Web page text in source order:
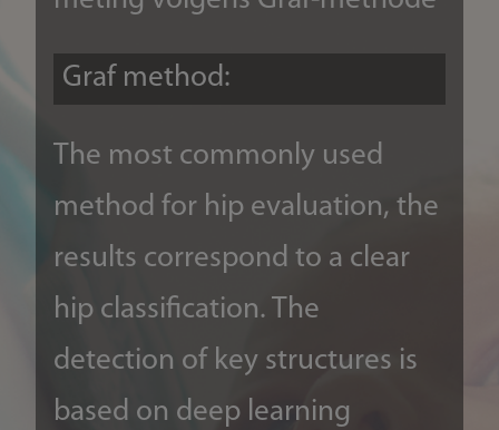
automatically provides all
related measurements within
a few seconds.
Graf method:
The most commonly used
method for hip evaluation, the
results correspond to a clear
hip classification. The
detection of key structures is
based on deep learning